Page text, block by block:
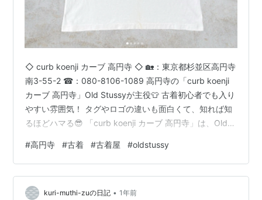
◇ curb koenji カーブ 高円寺 ◇ 🏡：東京都杉並区高円寺
南3-55-2 ☎：080-8106-1089 高円寺の「curb koenji
カーブ 高円寺」Old Stussyが主役👕 古着初心者でも入り
やすい雰囲気！ タグやロゴの違いも面白くて、知れば知
るほどハマる😎 「curb koenji カーブ 高円寺」は、Old
り引用） ◆Old Stussyを探すなら、高円寺の“ここ”しか
ない。👕🔥◆ 高円寺駅から徒歩5分にある「curb koenji
カーブ 高円寺」です！ 「古着は好きだけど、結局どこで
本物のOld …
#高円寺 #古着 #古着屋 #oldstussy
kuri-muthi-zuの日記 • 1年前